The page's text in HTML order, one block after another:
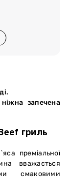
запечена
гриль
преміальної
вважається
смаковими